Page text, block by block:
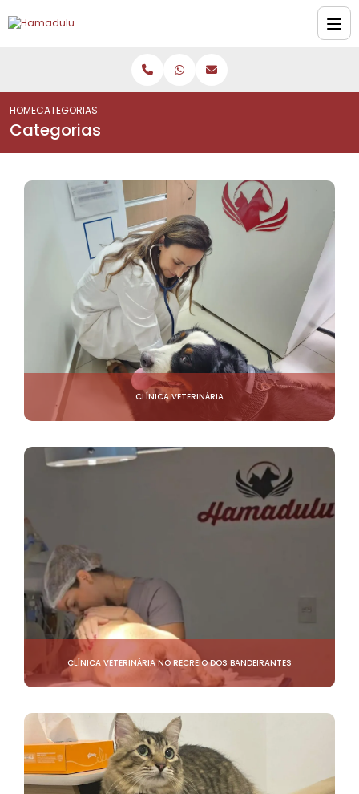
HOMECATEGORIAS
Categorias
CLÍNICA VETERINÁRIA
CLÍNICA VETERINÁRIA NO RECREIO DOS BANDEIRANTES